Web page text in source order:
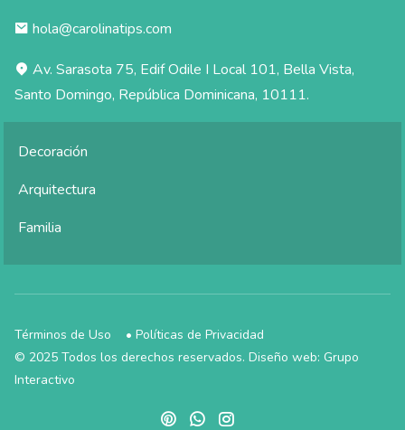
hola@carolinatips.com
Av. Sarasota 75, Edif Odile I Local 101, Bella Vista,
Santo Domingo, República Dominicana, 10111.
Decoración
Arquitectura
Familia
Términos de Uso • Políticas de Privacidad
© 2025 Todos los derechos reservados. Diseño web: Grupo
Interactivo